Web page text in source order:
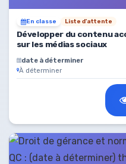
En classe Liste d'attente
Développer du contenu
sur les médias sociaux
date à déterminer
À déterminer